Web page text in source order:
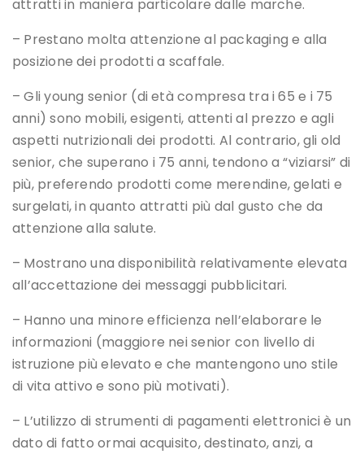
attratti in maniera particolare dalle marche.
– Prestano molta attenzione al packaging e alla
posizione dei prodotti a scaffale.
– Gli young senior (di età compresa tra i 65 e i 75
anni) sono mobili, esigenti, attenti al prezzo e agli
aspetti nutrizionali dei prodotti. Al contrario, gli old
senior, che superano i 75 anni, tendono a “viziarsi” di
più, preferendo prodotti come merendine, gelati e
surgelati, in quanto attratti più dal gusto che da
attenzione alla salute.
– Mostrano una disponibilità relativamente elevata
all’accettazione dei messaggi pubblicitari.
– Hanno una minore efficienza nell’elaborare le
informazioni (maggiore nei senior con livello di
istruzione più elevato e che mantengono uno stile
di vita attivo e sono più motivati).
– L’utilizzo di strumenti di pagamenti elettronici è un
dato di fatto ormai acquisito, destinato, anzi, a